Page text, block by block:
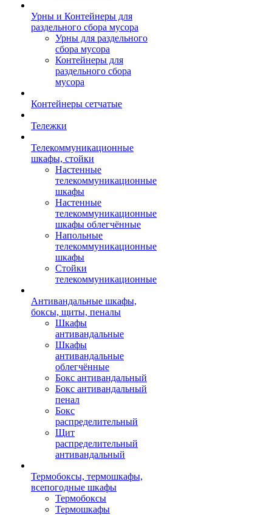
Урны и Контейнеры для
раздельного сбора мусора
Урны для раздельного
сбора мусора
Контейнеры для
раздельного сбора
мусора
Контейнеры сетчатые
Тележки
Телекоммуникационные
шкафы, стойки
Настенные
телекоммуникационные
шкафы
Настенные
телекоммуникационные
шкафы облегчённые
Напольные
телекоммуникационные
шкафы
Стойки
телекоммуникационные
Антивандальные шкафы,
боксы, щиты, пеналы
Шкафы
антивандальные
Шкафы
антивандальные
облегчённые
Бокс антивандальный
Бокс антивандальный
пенал
Бокс
распределительный
Щит
распределительный
антивандальный
Термобоксы, термошкафы,
всепогодные шкафы
Термобоксы
Термошкафы